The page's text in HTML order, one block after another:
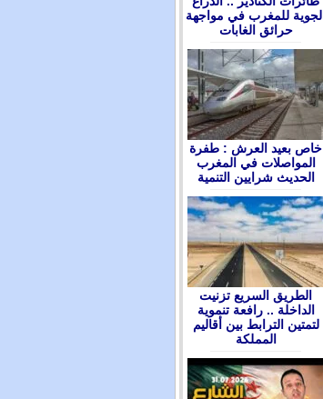
الجوية للمغرب في مواجهة
حرائق الغابات
ﺧﺎﺹ ﺑﻌﻴﺪ ﺍﻟﻌﺮﺵ : ﻃﻔﺮﺓ
ﺍﻟﻤﻮﺍﺻﻼﺕ ﻓﻲ ﺍﻟﻤﻐﺮﺏ
ﺍﻟﺤﺪﻳﺚ ﺷﺮﺍﻳﻴﻦ ﺍﻟﺘﻨﻤﻴﺔ
الطريق السريع تزنيت
الداخلة .. رافعة تنموية
لتمتين الترابط بين أقاليم
المملكة